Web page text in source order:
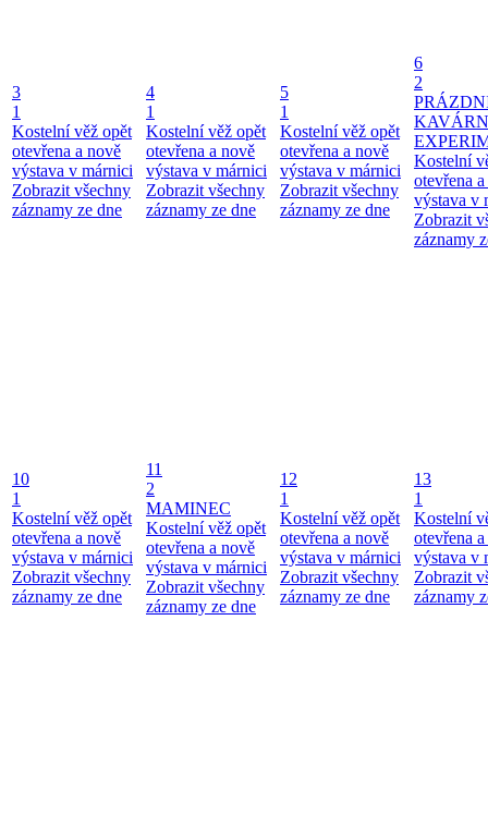
3
1
Kostelní věž opět
otevřena a nově
výstava v márnici
Zobrazit všechny
záznamy ze dne
4
1
Kostelní věž opět
otevřena a nově
výstava v márnici
Zobrazit všechny
záznamy ze dne
5
1
Kostelní věž opět
otevřena a nově
výstava v márnici
Zobrazit všechny
záznamy ze dne
6
2
Kostelní
otevřena
výstava v
Zobrazit
záznamy
10
1
Kostelní věž opět
otevřena a nově
výstava v márnici
Zobrazit všechny
záznamy ze dne
11
2
MAMINEC
Kostelní věž opět
otevřena a nově
výstava v márnici
Zobrazit všechny
záznamy ze dne
12
1
Kostelní věž opět
otevřena a nově
výstava v márnici
Zobrazit všechny
záznamy ze dne
13
1
Kostelní
otevřena
výstava v
Zobrazit
záznamy